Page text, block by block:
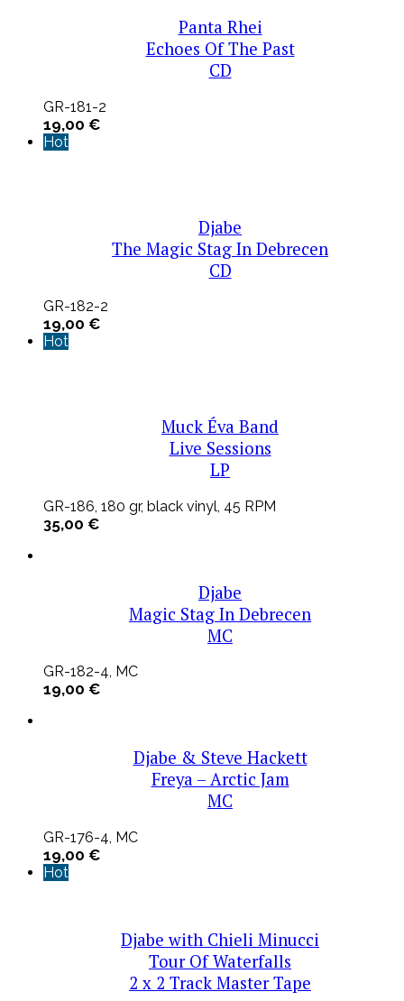
Panta Rhei
Echoes Of The Past
CD
GR-181-2
19,00 €
Hot
Djabe
The Magic Stag In Debrecen
CD
GR-182-2
19,00 €
Hot
Muck Éva Band
Live Sessions
LP
GR-186, 180 gr, black vinyl, 45 RPM
35,00 €
Djabe
Magic Stag In Debrecen
MC
GR-182-4, MC
19,00 €
Djabe & Steve Hackett
Freya – Arctic Jam
MC
GR-176-4, MC
19,00 €
Hot
Djabe with Chieli Minucci
Tour Of Waterfalls
2 x 2 Track Master Tape